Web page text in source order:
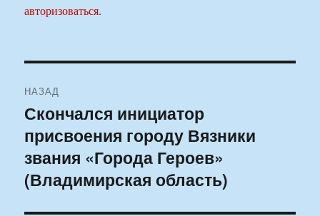
авторизоваться.
по
записям
НАЗАД
Предыдущая
запись:
Скончался инициатор
присвоения городу Вязники
звания «Города Героев»
(Владимирская область)